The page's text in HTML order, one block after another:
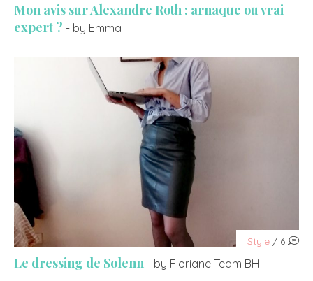
Mon avis sur Alexandre Roth : arnaque ou vrai
expert ? - by Emma
Style / 6
Le dressing de Solenn - by Floriane Team BH